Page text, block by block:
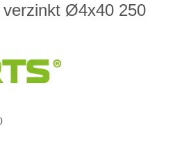
Ø4x40 250